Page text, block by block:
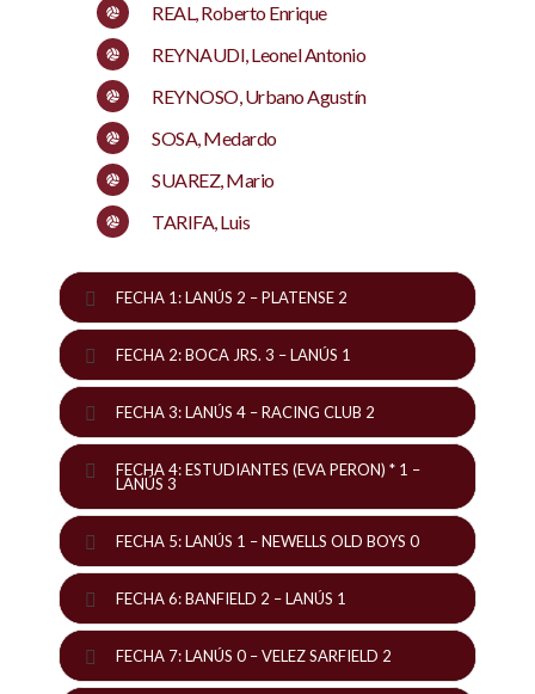
REAL, Roberto Enrique
REYNAUDI, Leonel Antonio
REYNOSO, Urbano Agustín
SOSA, Medardo
SUAREZ, Mario
TARIFA, Luis
FECHA 1: LANÚS 2 – PLATENSE 2
FECHA 2: BOCA JRS. 3 – LANÚS 1
FECHA 3: LANÚS 4 – RACING CLUB 2
FECHA 4: ESTUDIANTES (EVA PERON) * 1 –
LANÚS 3
FECHA 5: LANÚS 1 – NEWELLS OLD BOYS 0
FECHA 6: BANFIELD 2 – LANÚS 1
FECHA 7: LANÚS 0 – VELEZ SARFIELD 2